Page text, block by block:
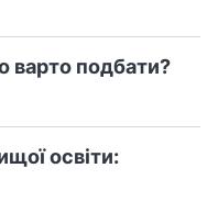
варто подбати?
освіти: